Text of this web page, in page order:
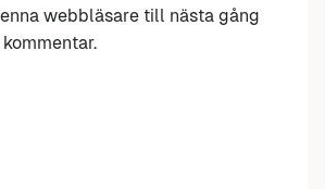
webbläsare till nästa gång